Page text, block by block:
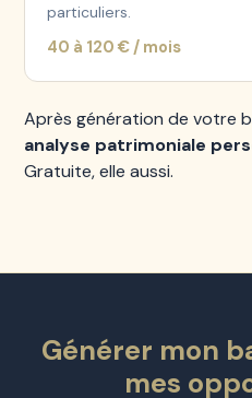
particuliers.
40 à 120 € / mois
Après génération de votre
analyse patrimoniale
Gratuite, elle aussi.
Générer mon
mes